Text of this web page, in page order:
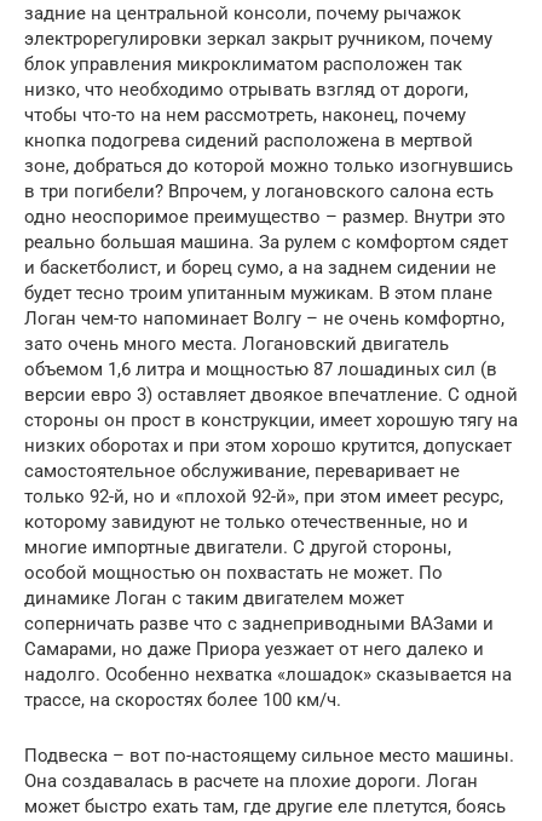
задние на центральной консоли, почему рычажок
электрорегулировки зеркал закрыт ручником, почему
блок управления микроклиматом расположен так
низко, что необходимо отрывать взгляд от дороги,
чтобы что-то на нем рассмотреть, наконец, почему
кнопка подогрева сидений расположена в мертвой
зоне, добраться до которой можно только изогнувшись
в три погибели? Впрочем, у логановского салона есть
одно неоспоримое преимущество – размер. Внутри это
реально большая машина. За рулем с комфортом сядет
и баскетболист, и борец сумо, а на заднем сидении не
будет тесно троим упитанным мужикам. В этом плане
Логан чем-то напоминает Волгу – не очень комфортно,
зато очень много места. Логановский двигатель
объемом 1,6 литра и мощностью 87 лошадиных сил (в
версии евро 3) оставляет двоякое впечатление. С одной
стороны он прост в конструкции, имеет хорошую тягу на
низких оборотах и при этом хорошо крутится, допускает
самостоятельное обслуживание, переваривает не
только 92-й, но и «плохой 92-й», при этом имеет ресурс,
которому завидуют не только отечественные, но и
многие импортные двигатели. С другой стороны,
особой мощностью он похвастать не может. По
динамике Логан с таким двигателем может
соперничать разве что с заднеприводными ВАЗами и
Самарами, но даже Приора уезжает от него далеко и
надолго. Особенно нехватка «лошадок» сказывается на
трассе, на скоростях более 100 км/ч.
Подвеска – вот по-настоящему сильное место машины.
Она создавалась в расчете на плохие дороги. Логан
может быстро ехать там, где другие еле плетутся, боясь